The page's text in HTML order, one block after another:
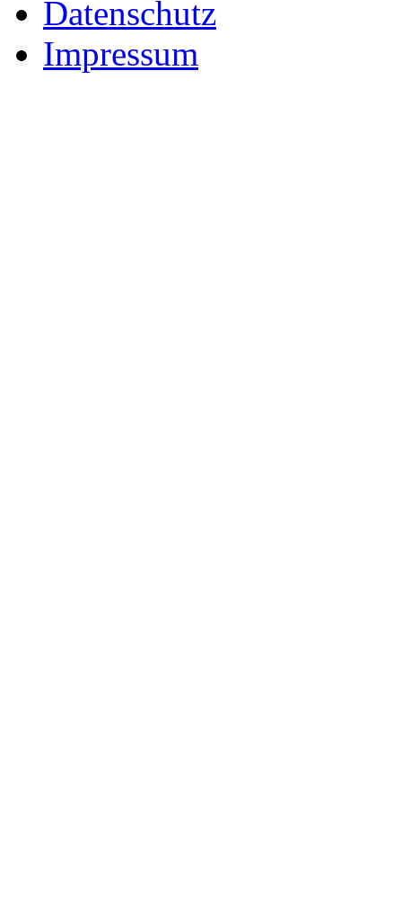
Datenschutz
Impressum